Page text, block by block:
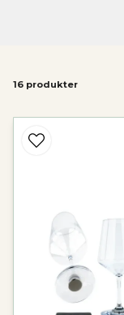
16 produkter